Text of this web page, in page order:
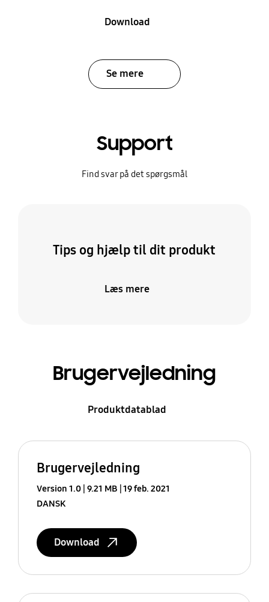
Download
Se mere
Support
Find svar på det spørgsmål
Tips og hjælp til dit produkt
Læs mere
Brugervejledning
Produktdatablad
Brugervejledning
Version 1.0 9.21 MB 19 feb. 2021
DANSK
Download